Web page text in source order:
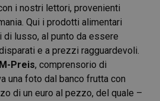
i nostri lettori, provenienti
Qui i prodotti alimentari
lusso, al punto da essere
e a prezzi ragguardevoli.
M-Preis, comprensorio di
una foto dal banco frutta con
di un euro al pezzo, del quale –